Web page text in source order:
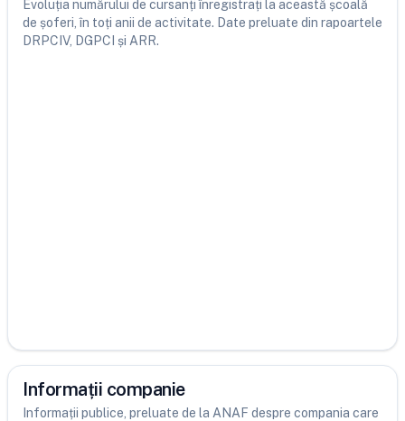
Evoluția numărului de cursanți înregistrați la această școală
de șoferi, în toți anii de activitate. Date preluate din rapoartele
DRPCIV, DGPCI și ARR.
Informații companie
Informații publice, preluate de la ANAF despre compania care